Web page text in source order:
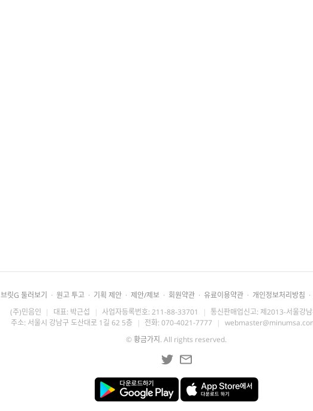
브릿G 둘러보기 · 원고 투고 · 기획 제안 · 제안/제보 · 회원약관 · 유료이용약관 · 개인정보처리방침 ·
(주)민음인 | 대표: 박근섭 | 사업자등록번호: 211-88-33701 | 통신판매업신고: 제2013-서울강
주소: 서울시 강남구 도산대로 1길 62 5층 | 전화: 070-4021-7777 |
©황금가지 . All rights reserved.